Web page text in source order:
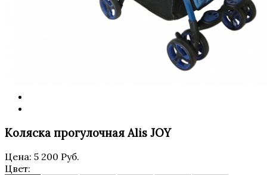
Коляска прогулочная Alis JOY
Цена: 5 200 Руб.
Цвет: